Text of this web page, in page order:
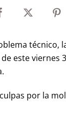
técnico,
este viernes
por la